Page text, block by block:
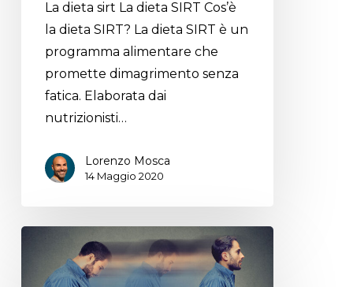
La dieta sirt La dieta SIRT Cos’è
la dieta SIRT? La dieta SIRT è un
programma alimentare che
promette dimagrimento senza
fatica. Elaborata dai
nutrizionisti…
Lorenzo Mosca
14 Maggio 2020